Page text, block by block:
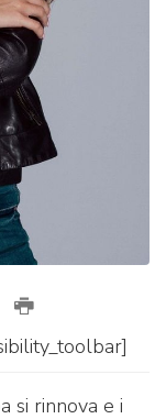
si rinnova e i